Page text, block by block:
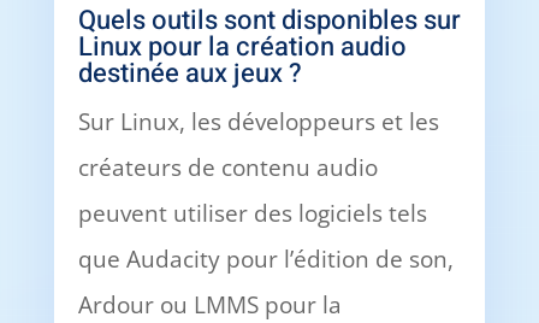
Quels outils sont disponibles sur
Linux pour la création audio
destinée aux jeux ?
Sur Linux, les développeurs et les
créateurs de contenu audio
peuvent utiliser des logiciels tels
que Audacity pour l’édition de son,
Ardour ou LMMS pour la